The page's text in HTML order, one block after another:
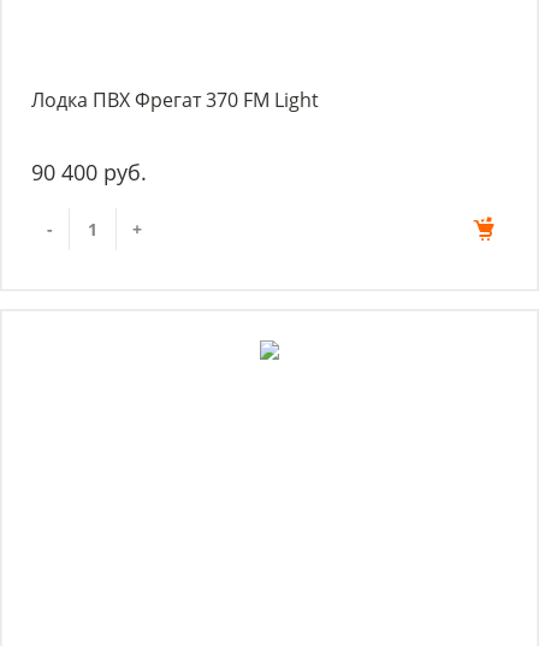
Лодка ПВХ Фрегат 370 FM Light
90 400 руб.
- +